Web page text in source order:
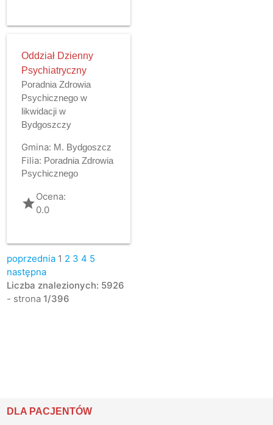
Oddział Dzienny
Psychiatryczny
Poradnia Zdrowia
Psychicznego w
likwidacji w
Bydgoszczy
Gmina: M. Bydgoszcz
Filia: Poradnia Zdrowia
Psychicznego
gradeOcena:
0.0
poprzednia 1 2 3 4 5
następna
Liczba znalezionych: 5926
- strona 1/396
DLA PACJENTÓW